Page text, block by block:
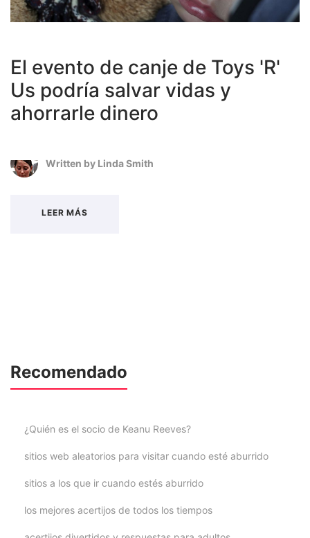
El evento de canje de Toys 'R'
Us podría salvar vidas y
ahorrarle dinero
Written by Linda Smith
LEER MÁS
Recomendado
¿Quién es el socio de Keanu Reeves?
sitios web aleatorios para visitar cuando esté aburrido
sitios a los que ir cuando estés aburrido
los mejores acertijos de todos los tiempos